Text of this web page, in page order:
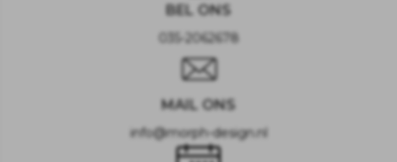
BEL ONS
035-2062678
MAIL ONS
info@morph-design.nl